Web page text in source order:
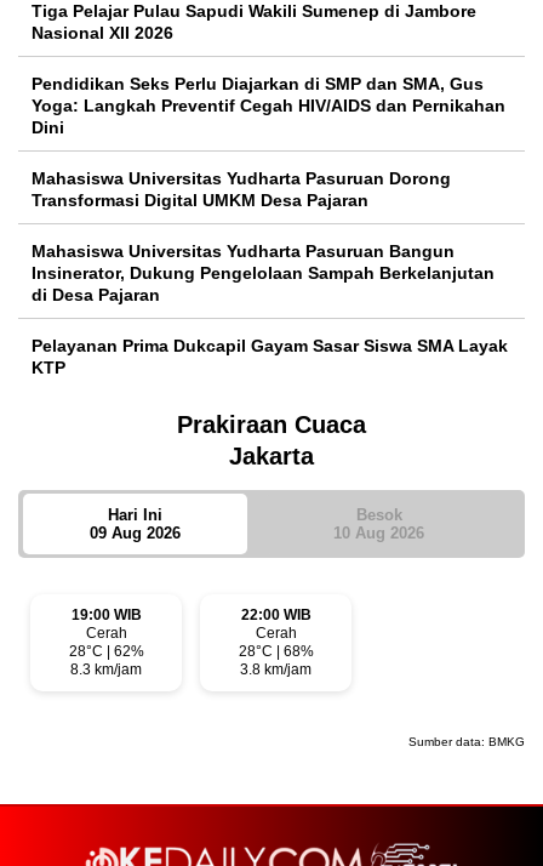
Tiga Pelajar Pulau Sapudi Wakili Sumenep di Jambore
Nasional XII 2026
Pendidikan Seks Perlu Diajarkan di SMP dan SMA, Gus
Yoga: Langkah Preventif Cegah HIV/AIDS dan Pernikahan
Dini
Mahasiswa Universitas Yudharta Pasuruan Dorong
Transformasi Digital UMKM Desa Pajaran
Mahasiswa Universitas Yudharta Pasuruan Bangun
Insinerator, Dukung Pengelolaan Sampah Berkelanjutan
di Desa Pajaran
Pelayanan Prima Dukcapil Gayam Sasar Siswa SMA Layak
KTP
Prakiraan Cuaca
Jakarta
Hari Ini
09 Aug 2026
Besok
10 Aug 2026
19:00 WIB
Cerah
28°C | 62%
8.3 km/jam
22:00 WIB
Cerah
28°C | 68%
3.8 km/jam
Sumber data: BMKG